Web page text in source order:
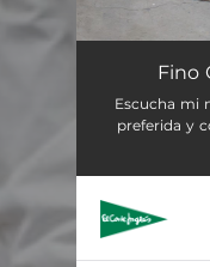
Fino
Escucha mi
preferida y